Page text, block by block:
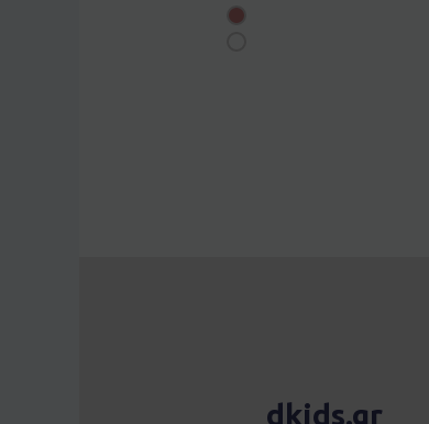
dkids.gr